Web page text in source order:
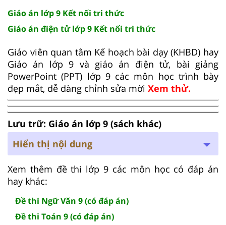
Giáo án lớp 9 Kết nối tri thức
Giáo án điện tử lớp 9 Kết nối tri thức
Giáo viên quan tâm Kế hoạch bài dạy (KHBD) hay
Giáo án lớp 9 và giáo án điện tử, bài giảng
PowerPoint (PPT) lớp 9 các môn học trình bày
đẹp mắt, dễ dàng chỉnh sửa mời Xem thử.
Lưu trữ: Giáo án lớp 9 (sách khác)
Hiển thị nội dung
Xem thêm đề thi lớp 9 các môn học có đáp án
hay khác:
Đề thi Ngữ Văn 9 (có đáp án)
Đề thi Toán 9 (có đáp án)